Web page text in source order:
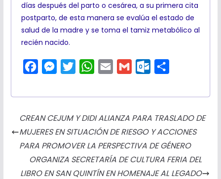
días después del parto o cesárea, a su primera cita
postparto, de esta manera se evalúa el estado de
salud de la madre y se toma el tamiz metabólico al
recién nacido.
c
o
o
k
M
s
n
g
e
i
e
r
W
a
A
p
p
a
a
t
o
k
m
r
t
CREAN CEJUM Y DIDI ALIANZA PARA TRASLADO DE
MUJERES EN SITUACIÓN DE RIESGO Y ACCIONES
PARA PROMOVER LA PERSPECTIVA DE GÉNERO
ORGANIZA SECRETARÍA DE CULTURA FERIA DEL
LIBRO EN SAN QUINTÍN EN HOMENAJE AL LEGADO